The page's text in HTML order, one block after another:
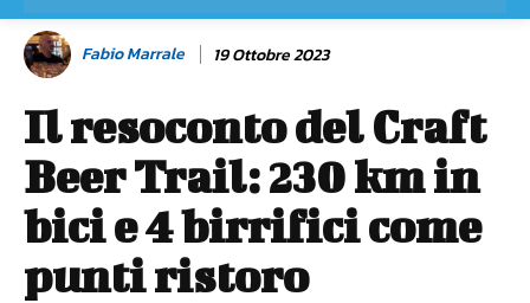
Fabio Marrale 19 Ottobre 2023
Il resoconto del Craft
Beer Trail: 230 km in
bici e 4 birrifici come
punti ristoro